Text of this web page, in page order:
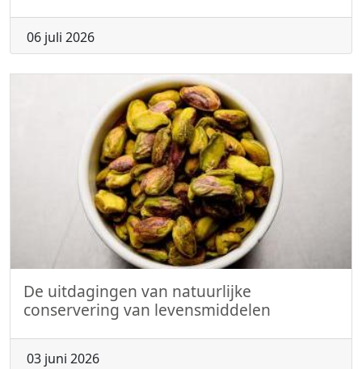
06 juli 2026
De uitdagingen van natuurlijke
conservering van levensmiddelen
03 juni 2026